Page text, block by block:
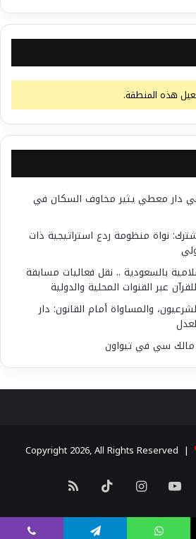
معطي يثير مخاوف السكان في
نواة منظومة ردع استراتيجية ذات
بالسعودية .. نقل فعاليات مسابقة
عبر القنوات المحلية والدولية
والمساواة أمام القانون: دار
سي في تيواون
يوتيوبانستقرام ‫TikTokملخص
الموقع